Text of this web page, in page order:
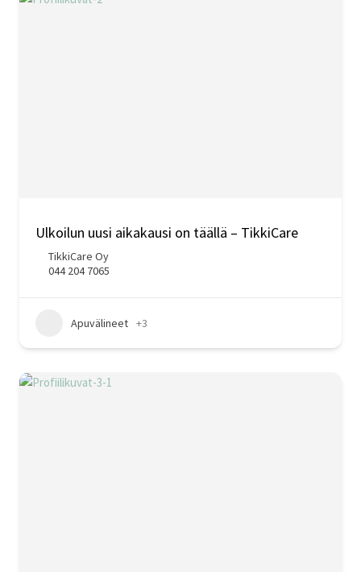
Ulkoilun uusi aikakausi on täällä – TikkiCare
TikkiCare Oy
044 204 7065
Apuvälineet +3